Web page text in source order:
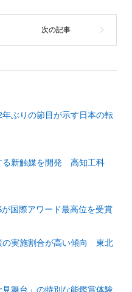
ぶりの節目が示す日本の転
る新触媒を開発 高知工科
国際アワード最高位を受賞
の実施割合が高い傾向 東北
舞台」の特別な能鑑賞体験